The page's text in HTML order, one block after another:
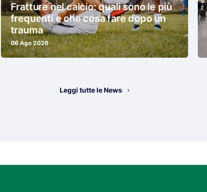
Fratture nel calcio: quali sono le più
frequenti e che cosa fare dopo un
trauma
06 Ago 2026
Leggi tutte le News